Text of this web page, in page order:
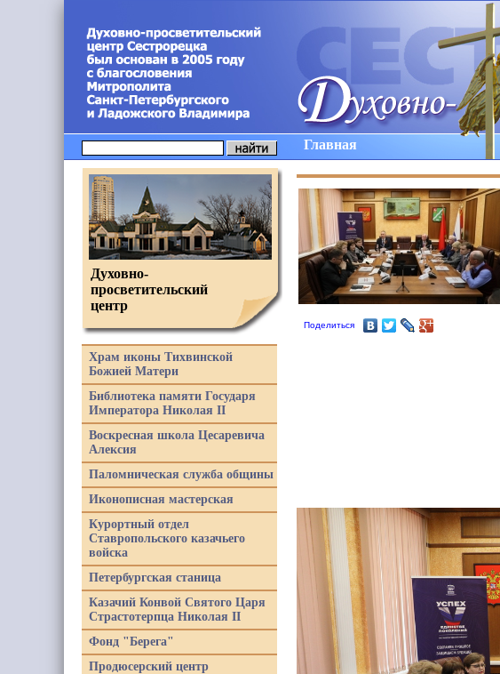
Главная
Поделиться
Духовно-
просветительский
центр
Храм иконы Тихвинской
Божией Матери
Библиотека памяти Государя
Императора Николая II
Воскресная школа Цесаревича
Алексия
Паломническая служба общины
Иконописная мастерская
Курортный отдел
Ставропольского казачьего
войска
Петербургская станица
Казачий Конвой Святого Царя
Страстотерпца Николая II
Фонд "Берега"
Продюсерский центр